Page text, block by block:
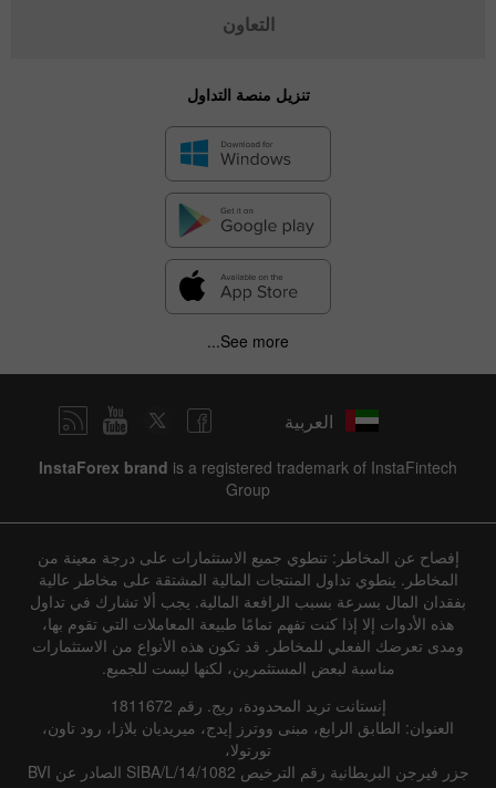
التعاون
تنزيل منصة التداول
See more...
العربية
InstaForex brand is a registered trademark of InstaFintech
Group
إفصاح عن المخاطر: تنطوي جميع الاستثمارات على درجة معينة من
المخاطر. ينطوي تداول المنتجات المالية المشتقة على مخاطر عالية
بفقدان المال بسرعة بسبب الرافعة المالية. يجب ألا تشارك في تداول
هذه الأدوات إلا إذا كنت تفهم تمامًا طبيعة المعاملات التي تقوم بها،
ومدى تعرضك الفعلي للمخاطر. قد تكون هذه الأنواع من الاستثمارات
مناسبة لبعض المستثمرين، لكنها ليست للجميع.
إنستانت تريد المحدودة، ريج. رقم 1811672
العنوان: الطابق الرابع، مبنى ووترز إيدج، ميريديان بلازا، رود تاون،
تورتولا،
جزر فيرجن البريطانية رقم الترخيص SIBA/L/14/1082 الصادر عن BVI